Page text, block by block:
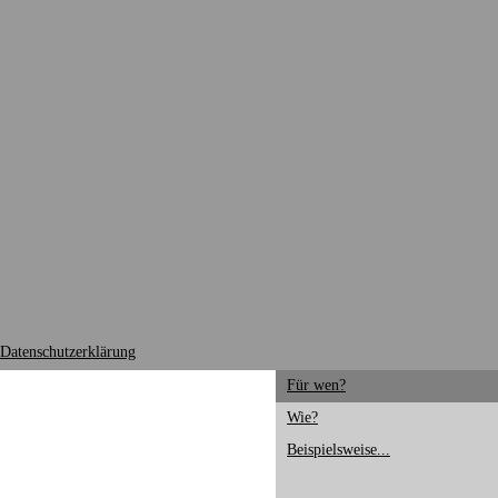
Datenschutzerklärung
Für wen?
Wie?
Beispielsweise...